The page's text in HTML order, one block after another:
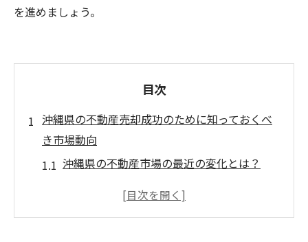
を進めましょう。
目次
沖縄県の不動産売却成功のために知っておくべ
き市場動向
沖縄県の不動産市場の最近の変化とは？
観光地としての沖縄県と不動産売却の関係